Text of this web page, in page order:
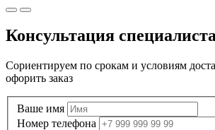
Консультация
Сориентируем по срокам и условиям
офорить заказ
Ваше имя
Номер телефона